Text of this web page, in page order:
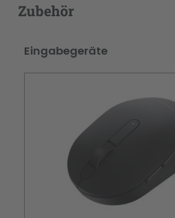
Zubehör
Produktgalerie überspringen
Eingabegeräte